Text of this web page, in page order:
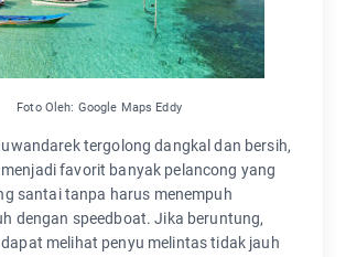
Foto Oleh: Google Maps Eddy
tergolong dangkal dan bersih,
favorit banyak pelancong yang
santai tanpa harus menempuh
dengan speedboat. Jika beruntung,
melihat penyu melintas tidak jauh